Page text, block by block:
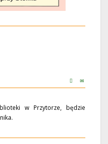
w Przytorze, będzie